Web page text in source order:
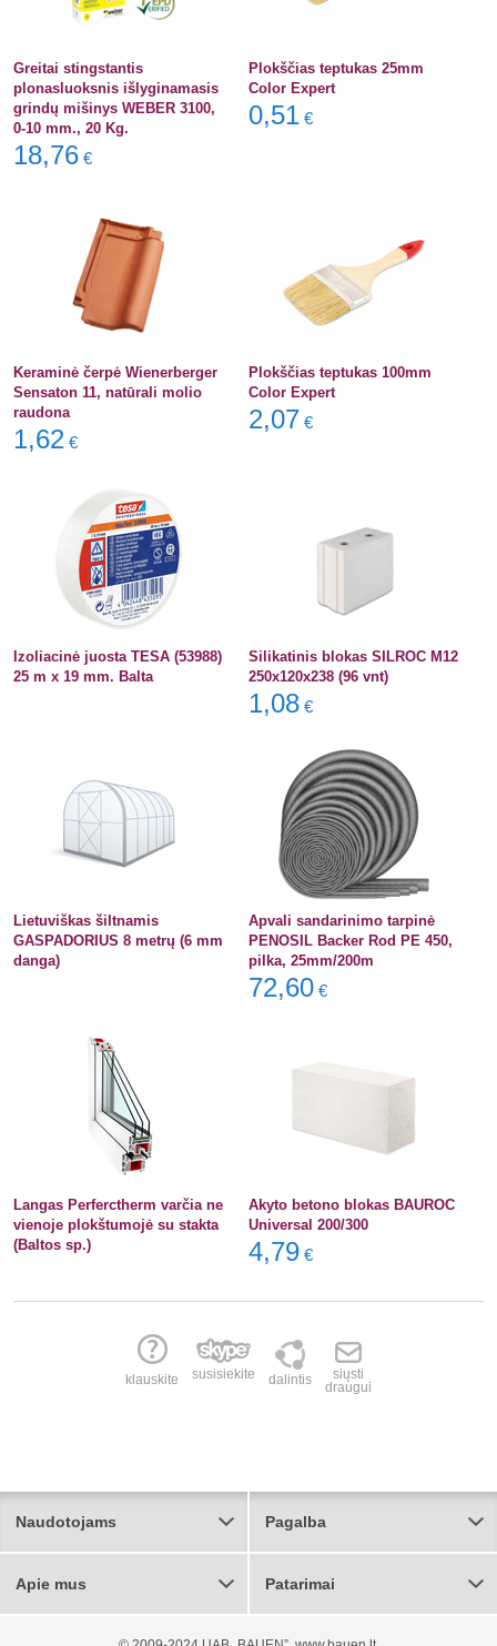
Greitai stingstantis
plonasluoksnis išlyginamasis
grindų mišinys WEBER 3100,
0-10 mm., 20 Kg.
18,76 €
Plokščias teptukas 25mm
Color Expert
0,51 €
Keraminė čerpė Wienerberger
Sensaton 11, natūrali molio
raudona
1,62 €
Plokščias teptukas 100mm
Color Expert
2,07 €
Izoliacinė juosta TESA (53988)
25 m x 19 mm. Balta
Silikatinis blokas SILROC M12
250x120x238 (96 vnt)
1,08 €
Lietuviškas šiltnamis
GASPADORIUS 8 metrų (6 mm
danga)
Apvali sandarinimo tarpinė
PENOSIL Backer Rod PE 450,
pilka, 25mm/200m
72,60 €
Langas Perferctherm varčia ne
vienoje plokštumojė su stakta
(Baltos sp.)
Akyto betono blokas BAUROC
Universal 200/300
4,79 €
klauskite susisiekite dalintis
siųsti
draugui
Naudotojams Pagalba
Apie mus Patarimai